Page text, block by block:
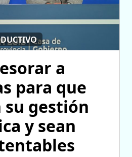
a
para que
gestión
y sean